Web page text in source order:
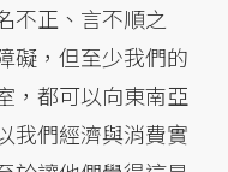
不正、言不順之
礙，但至少我們的
，都可以向東南亞
我們經濟與消費實